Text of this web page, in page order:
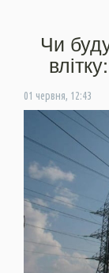
Чи
01 червня, 12:43